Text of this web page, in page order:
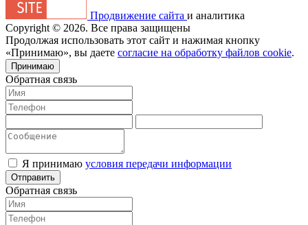
Продвижение сайта и аналитика
Copyright © 2026. Все права защищены
Продолжая использовать этот сайт и нажимая кнопку
«Принимаю», вы даете согласие на обработку файлов cookie.
Принимаю
Обратная связь
Я принимаю условия передачи информации
Отправить
Обратная связь